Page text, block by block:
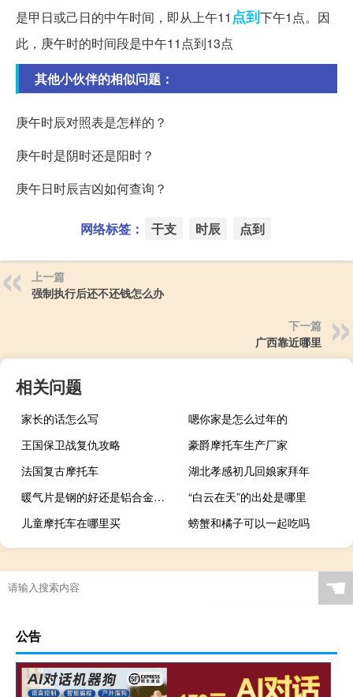
是甲日或己日的中午时间，即从上午11 点到下午1点。因
此，庚午时的时间段是中午11点到13点
其他小伙伴的相似问题：
庚午时辰对照表是怎样的？
庚午时是阴时还是阳时？
庚午日时辰吉凶如何查询？
网络标签： 干支 时辰 点到
上一篇
强制执行后还不还钱怎么办
下一篇
广西靠近哪里
相关问题
家长的话怎么写
嗯你家是怎么过年的
王国保卫战复仇攻略
豪爵摩托车生产厂家
法国复古摩托车
湖北孝感初几回娘家拜年
暖气片是钢的好还是铝合金的好
“白云在天”的出处是哪里
儿童摩托车在哪里买
螃蟹和橘子可以一起吃吗
☚
公告